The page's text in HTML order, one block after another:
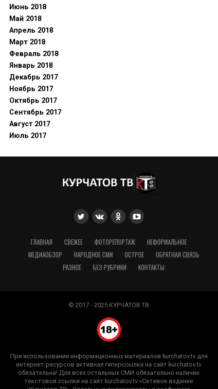
Июнь 2018
Май 2018
Апрель 2018
Март 2018
Февраль 2018
Январь 2018
Декабрь 2017
Ноябрь 2017
Октябрь 2017
Сентябрь 2017
Август 2017
Июль 2017
ГЛАВНАЯ СВЕЖЕЕ ФОТОРЕПОРТАЖ
НЕФОРМАЛЬНОЕ
МЕДИАОБЗОР
НАРОДНОЕ СМИ ОСТРОЕ
ОБРАТНАЯ СВЯЗЬ
РАЗНОЕ
БЕЗ РУБРИКИ КОНТАКТЫ
© 2017 - 2025 КУРЧАТОВ ТВ
При использовании информационных материалов kurchatov.tv для
интернет-ресурсов активная гиперссылка на сайт kurchatov.tv
обязательна! Для всех остальных СМИ обязательно наличие
текстовой ссылки на сайт kurchatov.tv «Сетевое издание